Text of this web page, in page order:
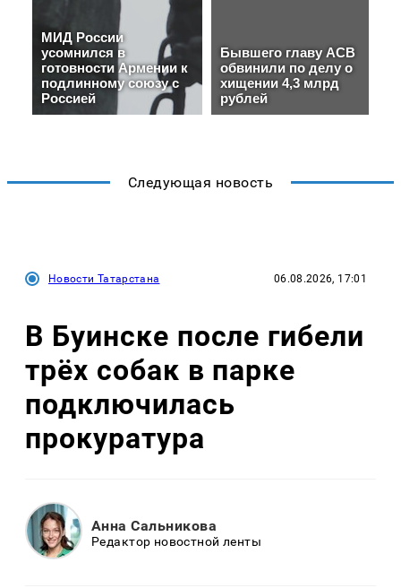
Следующая новость
Новости Татарстана 06.08.2026, 17:01
В Буинске после гибели
трёх собак в парке
подключилась
прокуратура
Анна Сальникова
Редактор новостной ленты